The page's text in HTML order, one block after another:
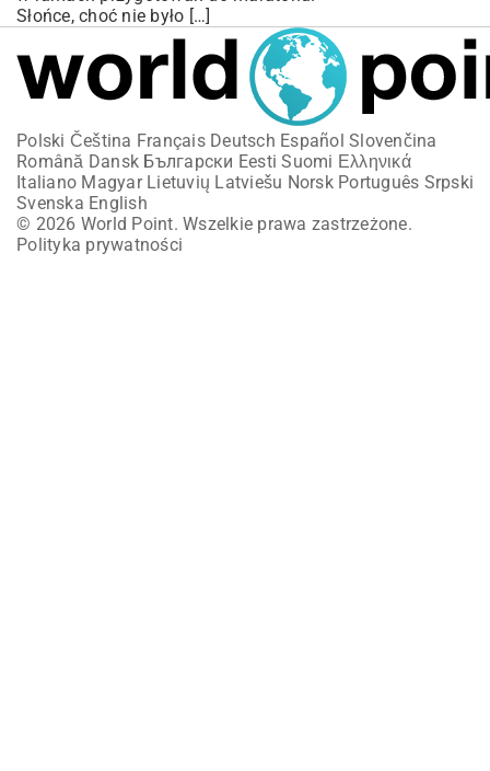
Słońce, choć nie było […]
Polski Čeština Français Deutsch Español Slovenčina
Română Dansk Български Eesti Suomi Ελληνικά
Italiano Magyar Lietuvių Latviešu Norsk Português Srpski
Svenska English
© 2026 World Point. Wszelkie prawa zastrzeżone.
Polityka prywatności